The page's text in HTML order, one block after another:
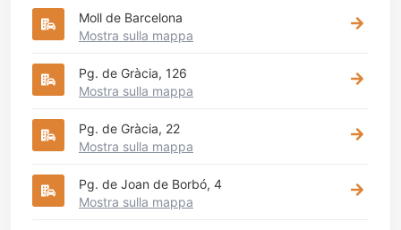
Moll de Barcelona
Mostra sulla mappa
Pg. de Gràcia, 126
Mostra sulla mappa
Pg. de Gràcia, 22
Mostra sulla mappa
Pg. de Joan de Borbó, 4
Mostra sulla mappa